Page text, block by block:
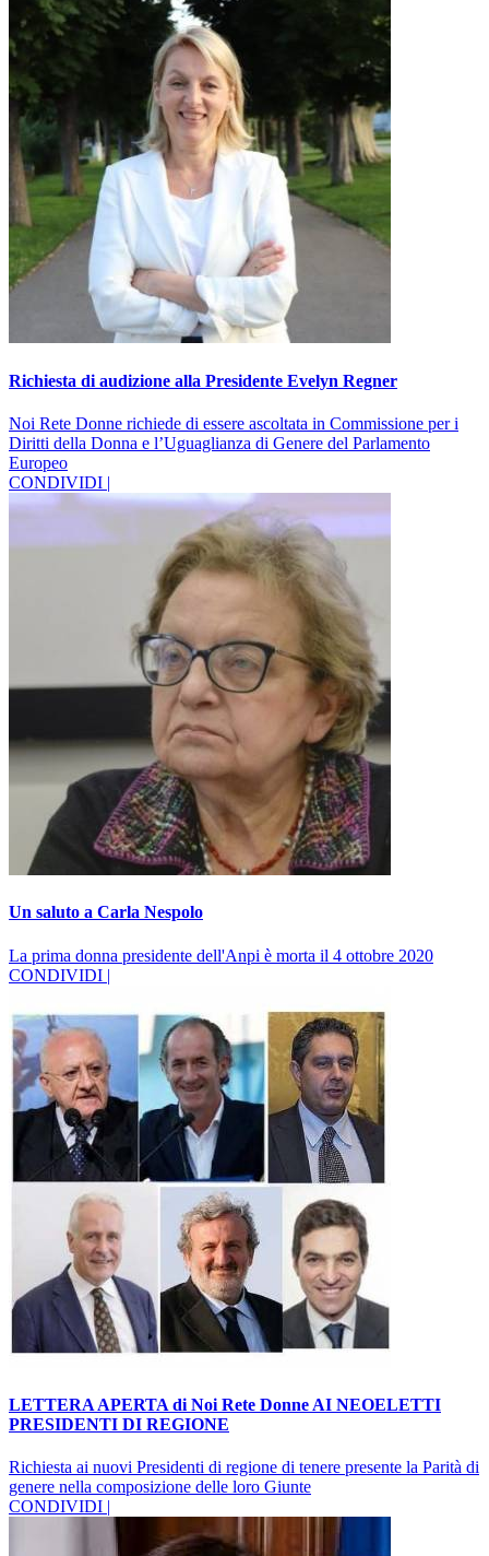
Richiesta di audizione alla Presidente Evelyn Regner
Noi Rete Donne richiede di essere ascoltata in Commissione per i
Diritti della Donna e l’Uguaglianza di Genere del Parlamento
Europeo
CONDIVIDI |
Un saluto a Carla Nespolo
La prima donna presidente dell'Anpi è morta il 4 ottobre 2020
CONDIVIDI |
LETTERA APERTA di Noi Rete Donne AI NEOELETTI
PRESIDENTI DI REGIONE
Richiesta ai nuovi Presidenti di regione di tenere presente la Parità di
genere nella composizione delle loro Giunte
CONDIVIDI |